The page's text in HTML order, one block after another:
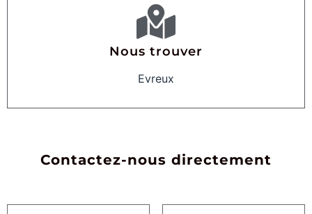
Nous trouver
Evreux
Contactez-nous directement